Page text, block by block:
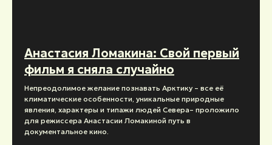
Анастасия Ломакина: Свой первый
фильм я сняла случайно
Непреодолимое желание познавать Арктику – все её
климатические особенности, уникальные природные
явления, характеры и типажи людей Севера– проложило
для режиссера Анастасии Ломакиной путь в
документальное кино.